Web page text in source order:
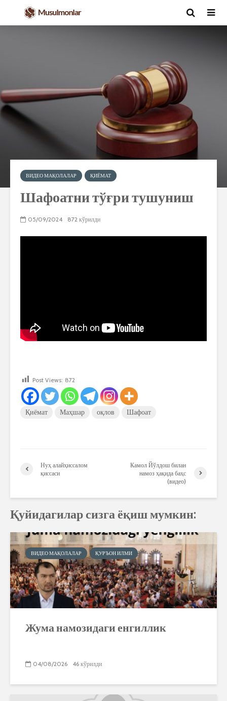
ВИДЕО МАҚОЛАЛАР ҚИЁМАТ
Шафоатни тўғри тушуниш
05/09/2024 872 кўрилди
Post Views: 872
Қиёмат Маҳшар оқлов Шафоат
Нуҳ алайҳиссалом
қиссаси
Камол Йўлдош билан
намоз ҳақида баҳс
(видео)
Қуйидагилар сизга ёқиш мумкин:
ВИДЕО МАҚОЛАЛАР ҚУРЪОН ИЛМИ
Жума намозидаги енгиллик
04/08/2026 46 кўрилди